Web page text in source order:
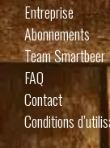
Entreprise
Abonnements
Team Smartbeer
FAQ
Contact
Conditions